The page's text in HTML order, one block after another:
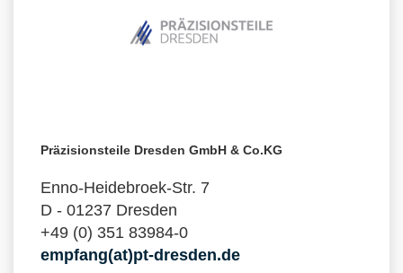
Präzisionsteile Dresden GmbH & Co.KG
Enno-Heidebroek-Str. 7
D - 01237 Dresden
+49 (0) 351 83984-0
empfang(at)pt-dresden.de